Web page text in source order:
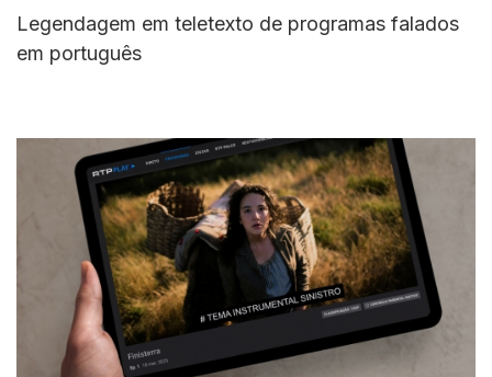
Legendagem em teletexto de programas falados
em português